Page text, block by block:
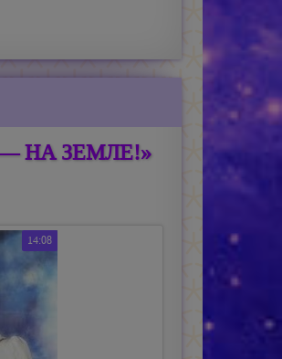
— НА ЗЕМЛЕ!»
14:08